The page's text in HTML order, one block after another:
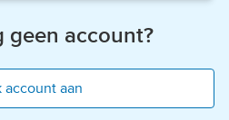
geen account?
account aan